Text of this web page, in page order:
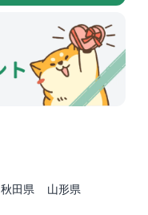
秋田県
山形県